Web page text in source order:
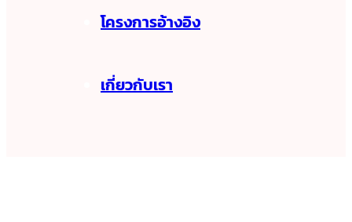
โครงการอ้างอิง
เกี่ยวกับเรา